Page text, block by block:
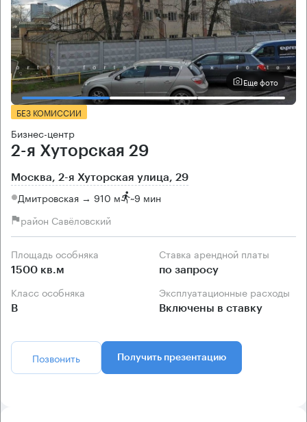
Еще фото
БЕЗ КОМИССИИ
Бизнес-центр
2-я Хуторская 29
Москва, 2-я Хуторская улица, 29
Дмитровская → 910 м ~9 мин
район Савёловский
Площадь особняка
1500 кв.м
Ставка арендной платы
по запросу
Класс особняка
B
Эксплуатационные расходы
Включены в ставку
Позвонить Получить презентацию